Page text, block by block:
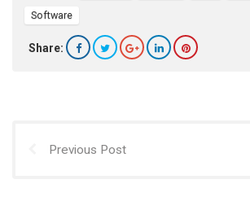
Software
Share:
Previous Post